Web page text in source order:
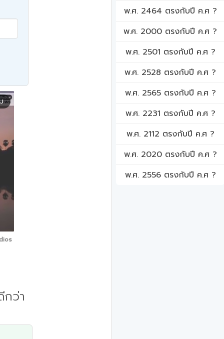
ว่า
พ.ศ. 2464 ตรงกับปี ค.ศ ?
พ.ศ. 2000 ตรงกับปี ค.ศ ?
พ.ศ. 2501 ตรงกับปี ค.ศ ?
พ.ศ. 2528 ตรงกับปี ค.ศ ?
พ.ศ. 2565 ตรงกับปี ค.ศ ?
พ.ศ. 2231 ตรงกับปี ค.ศ ?
พ.ศ. 2112 ตรงกับปี ค.ศ ?
พ.ศ. 2020 ตรงกับปี ค.ศ ?
พ.ศ. 2556 ตรงกับปี ค.ศ ?